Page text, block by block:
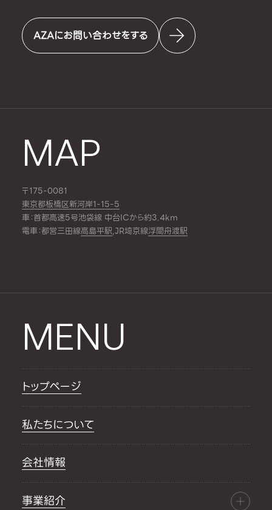
AZAにお問い合わせをする
MAP
〒175-0081
東京都板橋区新河岸1-15-5
車：首都高速5号池袋線 中台ICから約3.4km
電車：都営三田線高島平駅,JR埼京線浮間舟渡駅
MENU
トップページ
私たちについて
会社情報
事業紹介